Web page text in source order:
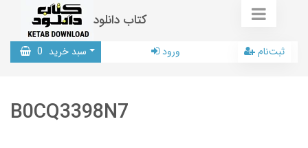
کتاب دانلود
سبد خرید 0 ورود ثبت‌نام
B0CQ3398N7